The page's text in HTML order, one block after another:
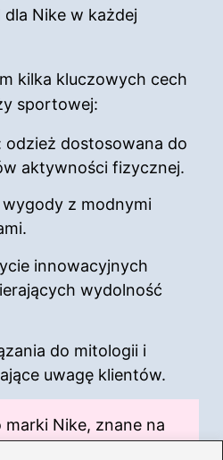
dla Nike w każdej
kilka kluczowych cech
sportowej:
odzież dostosowana do
aktywności fizycznej.
wygody z modnymi
innowacyjnych
wydolność
do mitologii i
uwagę klientów.
Nike, znane na